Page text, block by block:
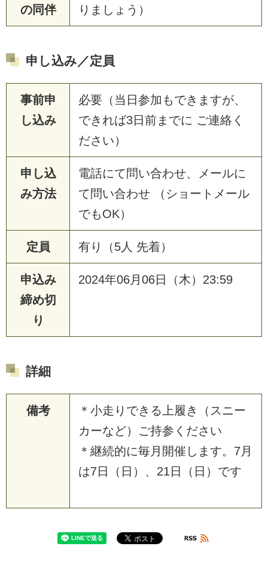
の同伴
りましょう）
申し込み／定員
事前申
し込み
必要（当日参加もできますが、
できれば3日前までに ご連絡く
ださい）
申し込
み方法
電話にて問い合わせ、メールに
て問い合わせ （ショートメール
でもOK）
定員 有り（5人 先着）
申込み
締め切
り
2024年06月06日（木）23:59
詳細
備考
＊小走りできる上履き（スニー
カーなど）ご持参ください
＊継続的に毎月開催します。7月
は7日（日）、21日（日）です